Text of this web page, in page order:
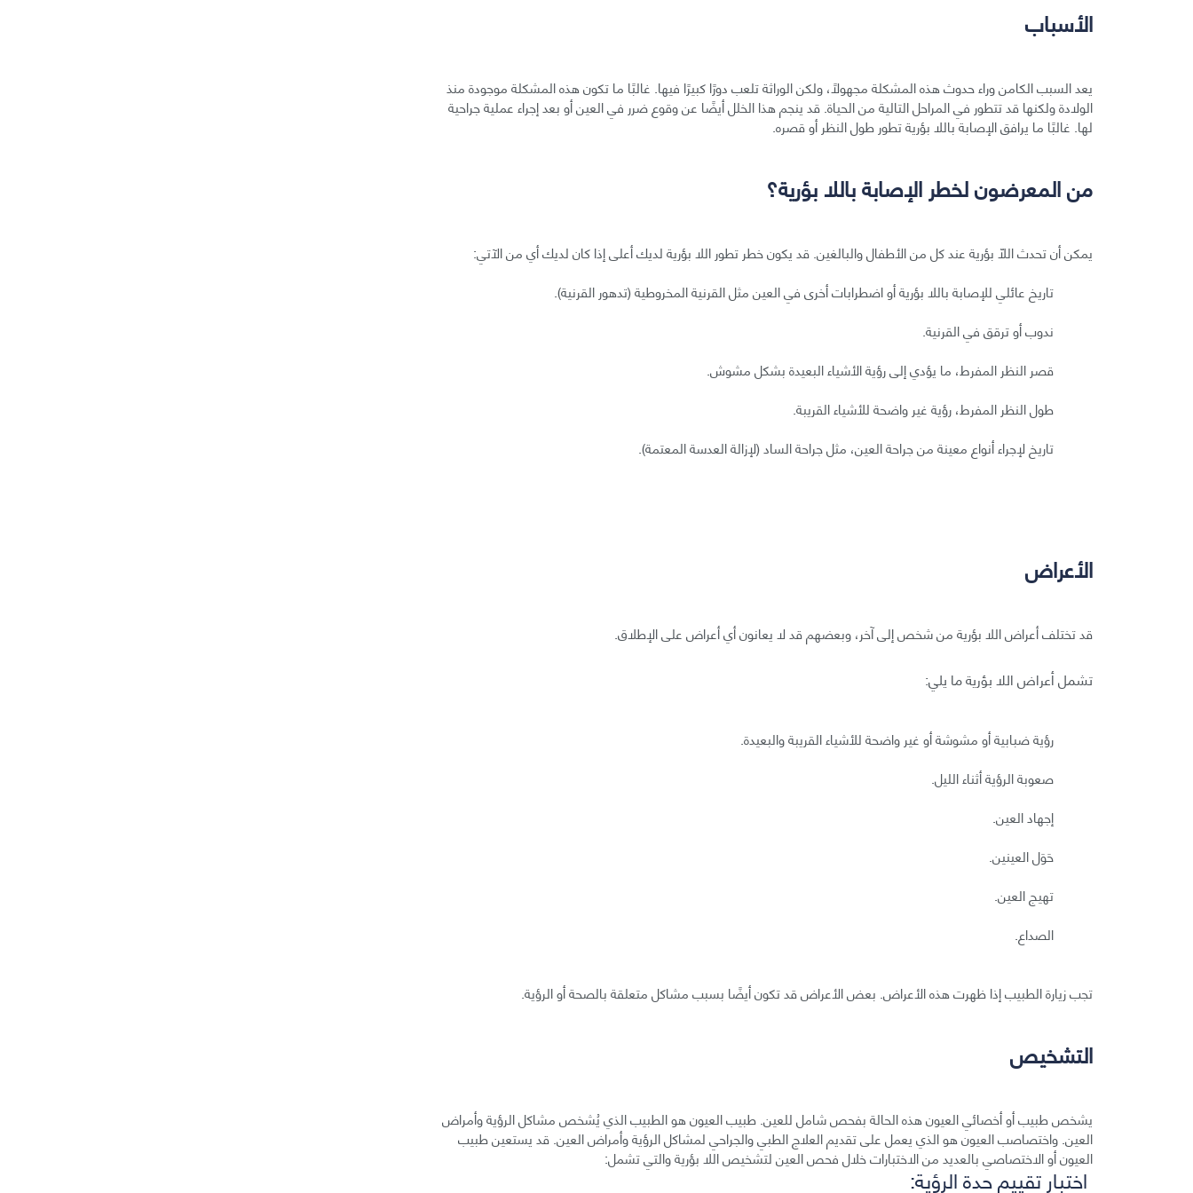
الأسباب
يعد السبب الكامن وراء حدوث هذه المشكلة مجهولًا، ولكن الوراثة تلعب دورًا كبيرًا فيها. غالبًا ما تكون هذه المشكلة موجودة منذ
الولادة ولكنها قد تتطور في المراحل التالية من الحياة. قد ينجم هذا الخلل أيضًا عن وقوع ضرر في العين أو بعد إجراء عملية جراحية
لها. غالبًا ما يرافق الإصابة باللا بؤرية تطور طول النظر أو قصره.
من المعرضون لخطر الإصابة باللا بؤرية؟
يمكن أن تحدث اللّا بؤرية عند كل من الأطفال والبالغين. قد يكون خطر تطور اللا بؤرية لديك أعلى إذا كان لديك أي من الآتي:
تاريخ عائلي للإصابة باللا بؤرية أو اضطرابات أخرى في العين مثل القرنية المخروطية (تدهور القرنية).
ندوب أو ترقق في القرنية.
قصر النظر المفرط، ما يؤدي إلى رؤية الأشياء البعيدة بشكل مشوش.
طول النظر المفرط، رؤية غير واضحة للأشياء القريبة.
تاريخ لإجراء أنواع معينة من جراحة العين، مثل جراحة الساد (لإزالة العدسة المعتمة).
الأعراض
قد تختلف أعراض اللا بؤرية من شخص إلى آخر، وبعضهم قد لا يعانون أي أعراض على الإطلاق.
تشمل أعراض اللا بؤرية ما يلي:
رؤية ضبابية أو مشوشة أو غير واضحة للأشياء القريبة والبعيدة.
صعوبة الرؤية أثناء الليل.
إجهاد العين.
حَوَل العينين.
تهيج العين.
الصداع.
تجب زيارة الطبيب إذا ظهرت هذه الأعراض. بعض الأعراض قد تكون أيضًا بسبب مشاكل متعلقة بالصحة أو الرؤية.
التشخيص
يشخص طبيب أو أخصائي العيون هذه الحالة بفحص شامل للعين. طبيب العيون هو الطبيب الذي يُشخص مشاكل الرؤية وأمراض
العين. واختصاصب العيون هو الذي يعمل على تقديم العلاج الطبي والجراحي لمشاكل الرؤية وأمراض العين. قد يستعين طبيب
العيون أو الاختصاصي بالعديد من الاختبارات خلال فحص العين لتشخيص اللا بؤرية والتي تشمل:
اختبار تقييم حدة الرؤية: